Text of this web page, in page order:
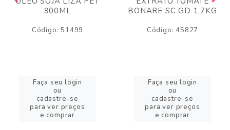
900ML
Código: 51499
Faça seu login
ou
cadastre-se
para ver preços
e comprar
BONARE SC GD 1,7KG
Código: 45827
Faça seu login
ou
cadastre-se
para ver preços
e comprar